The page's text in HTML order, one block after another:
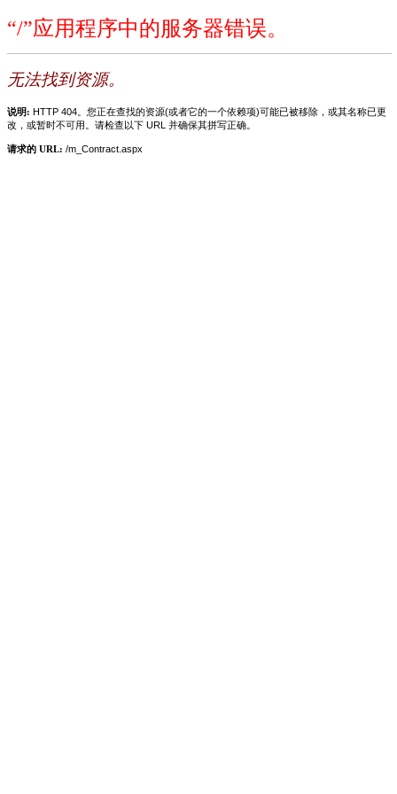
“/”应用程序中的服务器错误。
无法找到资源。
说明: HTTP 404。您正在查找的资源(或者它的一个依赖项)可能已被移除，或其名称已更
改，或暂时不可用。请检查以下 URL 并确保其拼写正确。
请求的 URL: /m_Contract.aspx